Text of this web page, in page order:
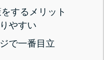
するメリット
やすい
で一番目立